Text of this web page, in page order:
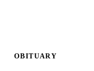
OBITUARY